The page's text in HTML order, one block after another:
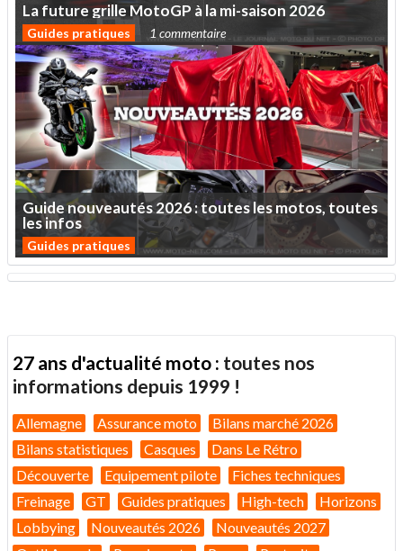
Lafuturegrille MotoGP àlami-saison 2026
Guides pratiques 1 commentaire
Guidenouveautés2026:touteslesmotos,toutes
lesinfos
Guides pratiques
27 ans d'actualité moto : toutes nos
informations depuis 1999 !
Allemagne Assurance moto
Bilans marché 2026
Bilans statistiques
Casques
Dans Le Rétro
Découverte
Equipement pilote
Fiches techniques
Freinage
GT Guides pratiques High-tech
Horizons
Lobbying
Nouveautés 2026
Nouveautés 2027